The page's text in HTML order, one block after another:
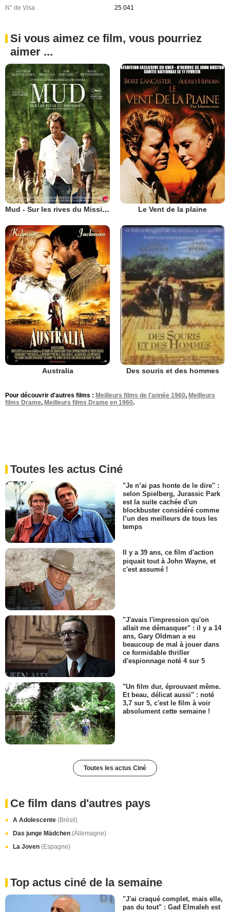
N° de Visa
25 041
Si vous aimez ce film, vous pourriez
aimer ...
Mud - Sur les rives du Mississippi Le Vent de la plaine
Australia Des souris et des hommes
Pour découvrir d'autres films : Meilleurs films de l'année 1960, Meilleurs
films Drame, Meilleurs films Drame en 1960.
Toutes les actus Ciné
"Je n’ai pas honte de le dire" :
selon Spielberg, Jurassic Park
est la suite cachée d'un
blockbuster considéré comme
l’un des meilleurs de tous les
temps
Il y a 39 ans, ce film d'action
piquait tout à John Wayne, et
c'est assumé !
"J'avais l'impression qu'on
allait me démasquer" : il y a 14
ans, Gary Oldman a eu
beaucoup de mal à jouer dans
ce formidable thriller
d'espionnage noté 4 sur 5
"Un film dur, éprouvant même.
Et beau, délicat aussi" : noté
3,7 sur 5, c'est le film à voir
absolument cette semaine !
Toutes les actus Ciné
Ce film dans d'autres pays
A Adolescente (Brésil)
Das junge Mädchen (Allemagne)
La Joven (Espagne)
Top actus ciné de la semaine
"J'ai craqué complet, mais elle,
pas du tout" : Gad Elmaleh est